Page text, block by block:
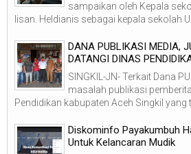
sampaikan oleh Kepala
lisan. Heldianis sebagai kepala sekolah
DANA PUBLIKASI MEDIA,
DATANGI DINAS
SINGKIL-JN- Terkait Dana
masalah publikasi
Pendidikan kabupaten Aceh Singkil yang
Diskominfo Payakumbuh
Untuk Kelancaran Mudik